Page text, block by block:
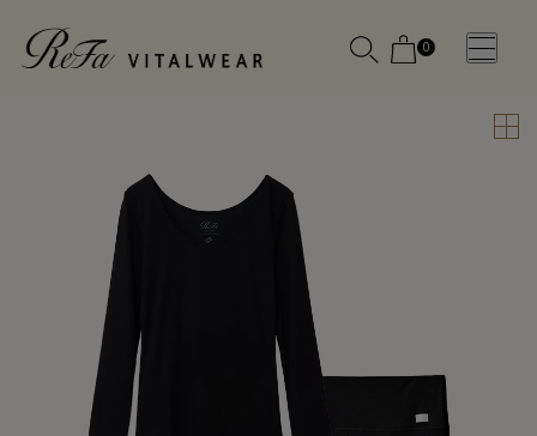
0
WOMEN
全ての商
SLEEP WEAR
カル
ピロー
MEN
全ての商
SLEEP WEAR
カル
ピロー